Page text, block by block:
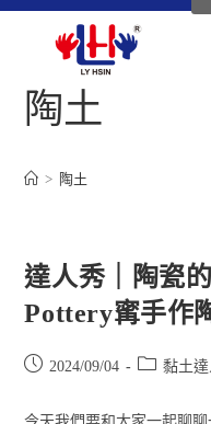
陶土
> 陶土
達人秀｜陶瓷
Pottery寗手作
2024/09/04 黏土